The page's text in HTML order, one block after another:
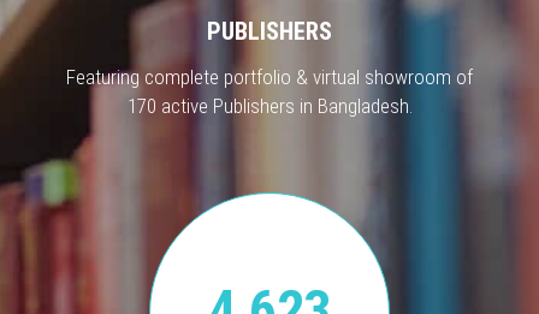
PUBLISHERS
Featuring complete portfolio & virtual showroom of
170 active Publishers in Bangladesh.